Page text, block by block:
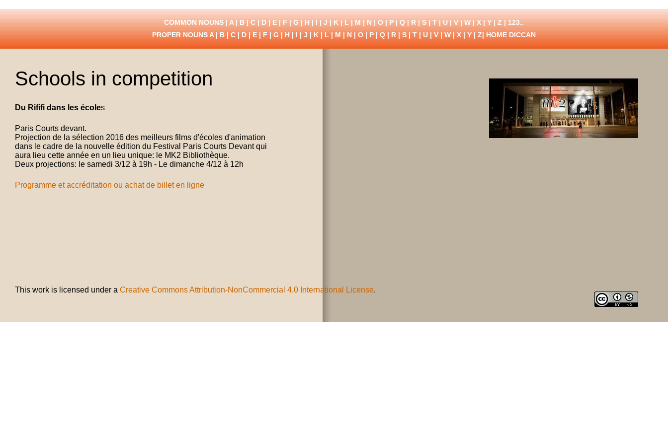
COMMON NOUNS |A|B|C|D|E|F|G|H|I|J|K|L|M|N|O|P|Q|R|S|T|U|V|W|X|Y|Z|123..
PROPER NOUNS A| B | C | D | E | F | G | H | I | J | K | L | M | N | O | P | Q | R | S | T | U | V| W| X | Y | Z| HOME DICCAN
Schools in competition
Du Rififi dans les écoles
Paris Courts devant.
Projection de la sélection 2016 des meilleurs films d'écoles d'animation
dans le cadre de la nouvelle édition du Festival Paris Courts Devant qui
aura lieu cette année en un lieu unique: le MK2 Bibliothèque.
Deux projections: le samedi 3/12 à 19h - Le dimanche 4/12 à 12h
Programme et accréditation ou achat de billet en ligne
This work is licensed under a Creative Commons Attribution-NonCommercial 4.0 International License.